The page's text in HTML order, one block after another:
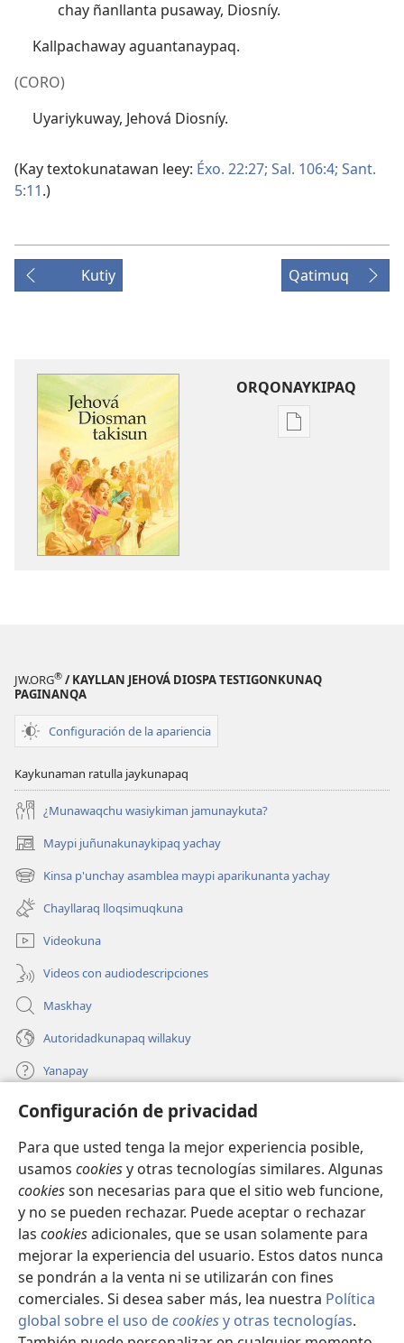
Configuración de privacidad
Para que usted tenga la mejor experiencia posible,
usamos cookiesy otras tecnologías similares. Algunas
cookiesson necesarias para que el sitio web funcione,
y no se pueden rechazar. Puede aceptar o rechazar
las cookiesadicionales, que se usan solamente para
mejorar la experiencia del usuario. Estos datos nunca
se pondrán a la venta ni se utilizarán con fines
comerciales. Si desea saber más, lea nuestra Política
global sobre el uso decookiesy otras tecnologías.
chay ñanllanta pusaway, Diosníy.
Kallpachaway aguantanaypaq.
(CORO)
Uyariykuway, Jehová Diosníy.
(Kay textokunatawan leey: Éxo. 22:27; Sal. 106:4; Sant.
5:11.)
Kutiy Qatimuq
ORQONAYKIPAQ
Kaypi
JW.ORG® / KAYLLAN JEHOVÁ DIOSPA TESTIGONKUNAQ
PAGINANQA
Configuración de la apariencia
Kaykunaman ratulla jaykunapaq
¿Munawaqchu wasiykiman jamunaykuta?
Maypi juñunakunaykipaq yachay
(abre
una
nueva
ventana)
Kinsa p'unchay asamblea maypi aparikunanta yachay
(abre
una
nueva
ventana)
Chayllaraq lloqsimuqkuna
Videokuna
Videos con audiodescripciones
Maskhay
Autoridadkunapaq willakuy
Yanapay
Donacionta churanapaq
una
nueva
ventana)
INTERNETPI QELQANCHISKUNA Watchtower™
(abre
una
nueva
ventana)
JW Hub
(abre
una
nueva
ventana)
JW Library ®